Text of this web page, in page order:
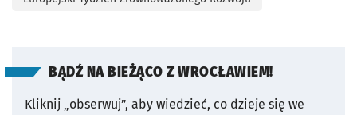
BĄDŹ NA BIEŻĄCO Z WROCŁAWIEM!
Kliknij „obserwuj”, aby wiedzieć, co dzieje się we